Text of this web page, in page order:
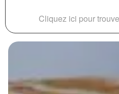
Cliquez ici pour